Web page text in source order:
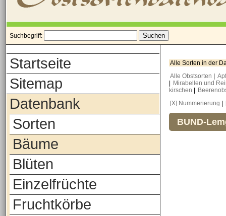
Suchbegriff:
Startseite
Sitemap
Datenbank
Sorten
Bäume
Blüten
Einzelfrüchte
Fruchtkörbe
Alle Sorten in der
Alle Obstsorten
Mirabellen und
kirschen
[X] Nummerierung
BUND-